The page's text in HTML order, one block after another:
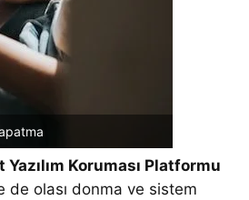
Koruması Platformu
de olası donma ve sistem